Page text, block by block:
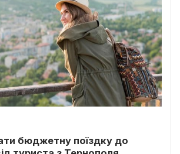
бюджетну поїздку до